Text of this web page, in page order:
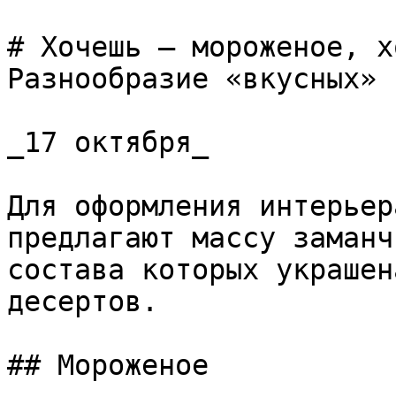
# Хочешь – мороженое,
Разнообразие
_17 октября_
Для оформления
предлагают массу
состава которых
десертов.
## Мороженое